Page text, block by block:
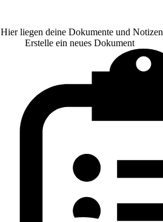
Hier liegen deine Dokumente und Notizen
Erstelle ein neues Dokument